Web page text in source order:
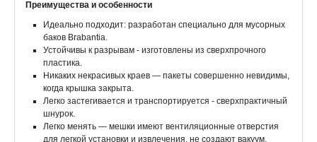
Преимущества и особенности
Идеально подходит: разработан специально для мусорных
баков Brabantia.
Устойчивы к разрывам - изготовлены из сверхпрочного
пластика.
Никаких некрасивых краев — пакеты совершенно невидимы,
когда крышка закрыта.
Легко застегивается и транспортируется - сверхпрактичный
шнурок.
Легко менять — мешки имеют вентиляционные отверстия
для легкой установки и извлечения, не создают вакуум.